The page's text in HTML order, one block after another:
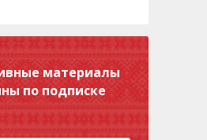
материалы
по подписке